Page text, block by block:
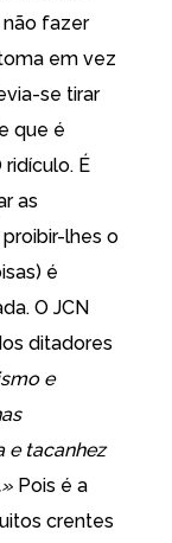
fazer
em vez
se tirar
que é
É
as
lhes o
é
O JCN
ditadores
e
e tacanhez
Pois é a
crentes